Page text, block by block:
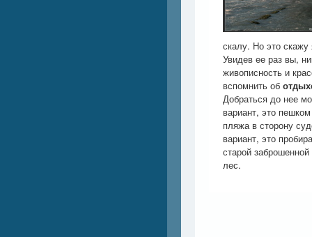
скалу. Но это
Увидев ее раз вы,
живописность и
вспомнить об
Добраться до нее
вариант, это
пляжа в сторону
вариант, это
старой
лес.